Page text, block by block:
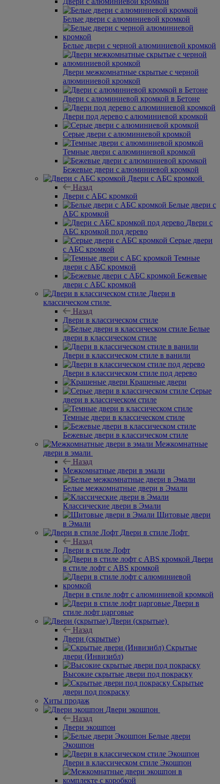
Белые двери с алюминиевой кромкой
Белые двери с черной алюминиевой кромкой
Двери межкомнатные скрытые с черной
алюминиевой кромкой
Двери с алюминиевой кромкой в Бетоне
Двери под дерево с алюминиевой кромкой
Серые двери с алюминиевой кромкой
Темные двери с алюминиевой кромкой
Бежевые двери с алюминиевой кромкой
Двери с АБС кромкой
Назад
Двери с АБС кромкой
Белые двери с
АБС кромкой
Двери с
АБС кромкой под дерево
Серые двери
с АБС кромкой
Темные
двери с АБС кромкой
Бежевые
двери с АБС кромкой
Двери в
классическом стиле
Назад
Двери в классическом стиле
Белые
двери в классическом стиле
Двери в классическом стиле в ванили
Двери в классическом стиле под дерево
Крашеные двери
Серые
двери в классическом стиле
Темные двери в классическом стиле
Бежевые двери в классическом стиле
Межкомнатные
двери в эмали
Назад
Межкомнатные двери в эмали
Белые межкомнатные двери в Эмали
Классические двери в Эмали
Щитовые двери
в Эмали
Двери в стиле Лофт
Назад
Двери в стиле Лофт
Двери
в стиле лофт с ABS кромкой
Двери в стиле лофт с алюминиевой кромкой
Двери в
стиле лофт царговые
Двери (скрытые)
Назад
Двери (скрытые)
Скрытые
двери (Инвизибл)
Высокие скрытые двери под покраску
Скрытые
двери под покраску
Хиты продаж
Двери экошпон
Назад
Двери экошпон
Белые двери
Экошпон
Двери в классическом стиле Экошпон